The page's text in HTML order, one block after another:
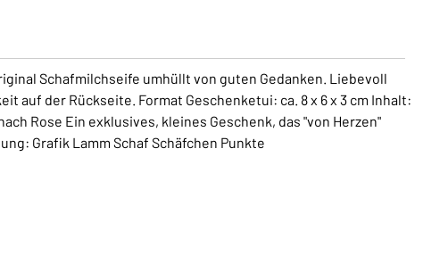
Schafmilchseife umhüllt von guten Gedanken. Liebevoll
auf der Rückseite. Format Geschenketui: ca. 8 x 6 x 3 cm Inhalt:
Rose Ein exklusives, kleines Geschenk, das "von Herzen"
Grafik Lamm Schaf Schäfchen Punkte